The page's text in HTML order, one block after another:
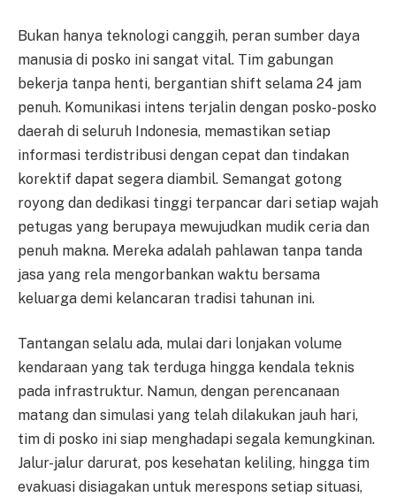
Bukan hanya teknologi canggih, peran sumber daya
manusia di posko ini sangat vital. Tim gabungan
bekerja tanpa henti, bergantian shift selama 24 jam
penuh. Komunikasi intens terjalin dengan posko-posko
daerah di seluruh Indonesia, memastikan setiap
informasi terdistribusi dengan cepat dan tindakan
korektif dapat segera diambil. Semangat gotong
royong dan dedikasi tinggi terpancar dari setiap wajah
petugas yang berupaya mewujudkan mudik ceria dan
penuh makna. Mereka adalah pahlawan tanpa tanda
jasa yang rela mengorbankan waktu bersama
keluarga demi kelancaran tradisi tahunan ini.
Tantangan selalu ada, mulai dari lonjakan volume
kendaraan yang tak terduga hingga kendala teknis
pada infrastruktur. Namun, dengan perencanaan
matang dan simulasi yang telah dilakukan jauh hari,
tim di posko ini siap menghadapi segala kemungkinan.
Jalur-jalur darurat, pos kesehatan keliling, hingga tim
evakuasi disiagakan untuk merespons setiap situasi,